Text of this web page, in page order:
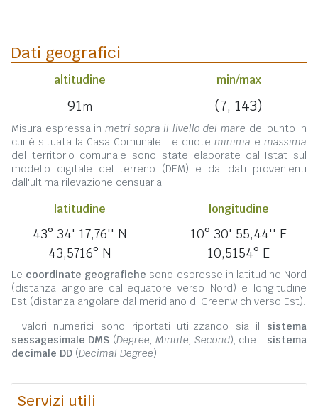
Dati geografici
altitudine
91m
min/max
(7, 143)
Misura espressa in metri sopra il livello del mare del punto in
cui è situata la Casa Comunale. Le quote minima e massima
del territorio comunale sono state elaborate dall'Istat sul
modello digitale del terreno (DEM) e dai dati provenienti
dall'ultima rilevazione censuaria.
latitudine
43° 34' 17,76'' N
43,5716° N
longitudine
10° 30' 55,44'' E
10,5154° E
Le coordinate geografiche sono espresse in latitudine Nord
(distanza angolare dall'equatore verso Nord) e longitudine
Est (distanza angolare dal meridiano di Greenwich verso Est).
I valori numerici sono riportati utilizzando sia il sistema
sessagesimale DMS (Degree, Minute, Second), che il sistema
decimale DD (Decimal Degree).
Servizi utili